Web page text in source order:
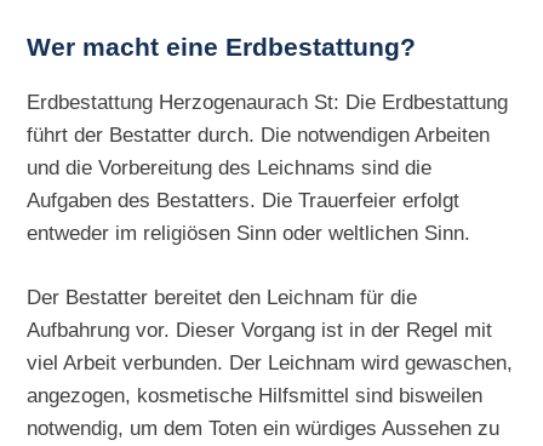
Wer macht eine Erdbestattung?
Erdbestattung Herzogenaurach St: Die Erdbestattung
führt der Bestatter durch. Die notwendigen Arbeiten
und die Vorbereitung des Leichnams sind die
Aufgaben des Bestatters. Die Trauerfeier erfolgt
entweder im religiösen Sinn oder weltlichen Sinn.
Der Bestatter bereitet den Leichnam für die
Aufbahrung vor. Dieser Vorgang ist in der Regel mit
viel Arbeit verbunden. Der Leichnam wird gewaschen,
angezogen, kosmetische Hilfsmittel sind bisweilen
notwendig, um dem Toten ein würdiges Aussehen zu